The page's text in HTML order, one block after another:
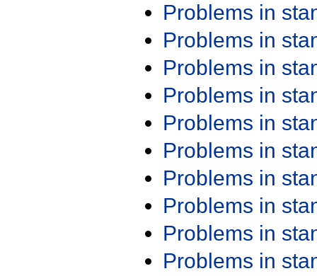
Problems in
Problems in
Problems in
Problems in
Problems in
Problems in
Problems in
Problems in
Problems in
Problems in